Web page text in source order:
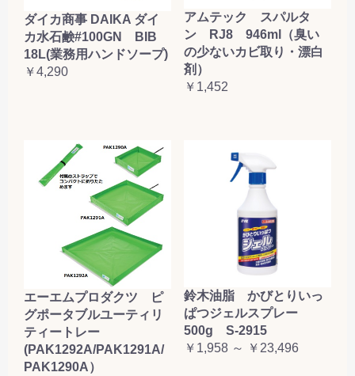
ダイカ商事 DAIKA ダイ
カ水石鹸#100GN BIB
18L(業務用ハンドソープ)
￥4,290
アムテック スパルタ
ン RJ8 946ml（臭い
の少ないカビ取り・漂白
剤）
￥1,452
エーエムプロダクツ ピ
グポータブルユーティリ
ティートレー
(PAK1292A/PAK1291A/
PAK1290A）
鈴木油脂 かびとりいっ
ぱつジェルスプレー
500g S-2915
￥1,958 ～ ￥23,496